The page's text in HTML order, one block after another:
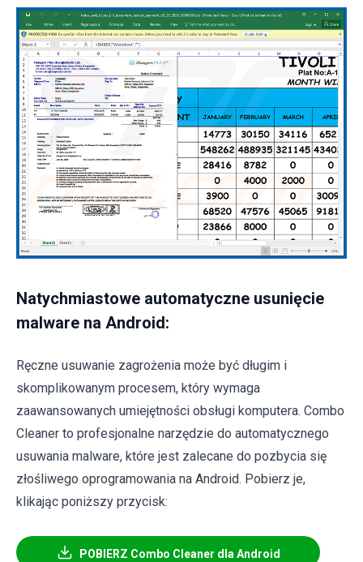
Natychmiastowe automatyczne usunięcie
malware na Android:
Ręczne usuwanie zagrożenia może być długim i
skomplikowanym procesem, który wymaga
zaawansowanych umiejętności obsługi komputera. Combo
Cleaner to profesjonalne narzędzie do automatycznego
usuwania malware, które jest zalecane do pozbycia się
złośliwego oprogramowania na Android. Pobierz je,
klikając poniższy przycisk:
POBIERZ Combo Cleaner dla Android